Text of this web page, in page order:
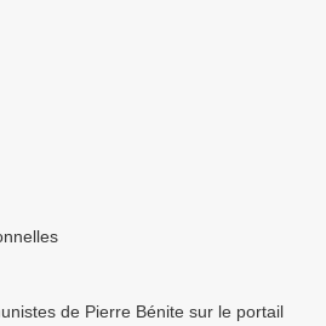
de Pierre Bénite sur le portail